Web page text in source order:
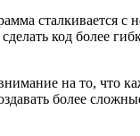
сталкивается с
код более
на то, что
более